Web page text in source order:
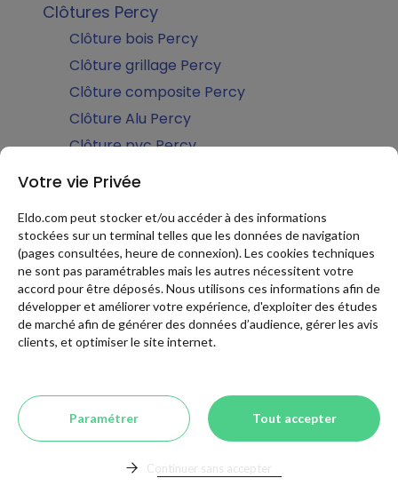
Clôtures Percy
Clôture bois Percy
Clôture grillage Percy
Clôture composite Percy
Clôture Alu Percy
Clôture pvc Percy
Couverture de piscine Percy
Abri de piscine amovible Percy
Abri de piscine coulissant Percy
Abri de piscine mi-haut Percy
Abri de piscine haut Percy
Abri de piscine motorisé Percy
Terrasse mobile de piscine Percy
Volet de piscine immergé Percy
Ferronnerie d'art Percy
Votre vie Privée
Eldo.com peut stocker et/ou accéder à des informations
stockées sur un terminal telles que les données de navigation
(pages consultées, heure de connexion). Les cookies techniques
ne sont pas paramétrables mais les autres nécessitent votre
accord pour être déposés. Nous utilisons ces informations afin de
développer et améliorer votre expérience, d'exploiter des études
de marché afin de générer des données d’audience, gérer les avis
clients, et optimiser le site internet.
Continuer sans accepter
Paramétrer Tout accepter